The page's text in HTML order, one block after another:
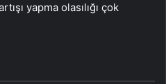
yapma olasılığı çok